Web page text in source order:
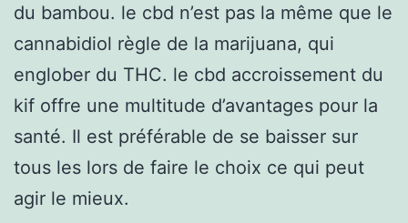
du bambou. le cbd n’est pas la même que le
cannabidiol règle de la marijuana, qui
englober du THC. le cbd accroissement du
kif offre une multitude d’avantages pour la
santé. Il est préférable de se baisser sur
tous les lors de faire le choix ce qui peut
agir le mieux.